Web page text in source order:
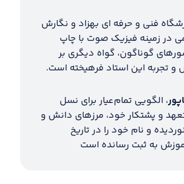
فنی و حرفه ای بهزاد و نگارش
در زمینه فیزیک صوت با چاپ
گوناگون، گواه دیگری بر
تجربه این استاد فرهیخته است.
، الگویی تمام‌عیار برای نسل
و پشتکار خود، مرزهای دانش و
و نام خود را در تاریخ
به ثبت رسانده است